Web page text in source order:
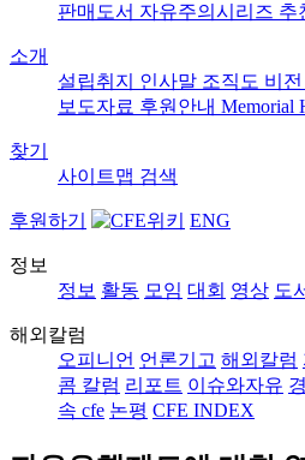
판매도서 자유주의시리즈 추
소개
설립취지 인사말 조직도 비전
보도자료 후원안내 Memorial
찾기
사이트맵 검색
후원하기 ENG
정보
정보 활동 모임 대회 영상 도
해외칼럼
오피니언 언론기고 해외칼럼
콤 칼럼 리포트 이슈와자유
속 cfe 논평 CFE INDEX